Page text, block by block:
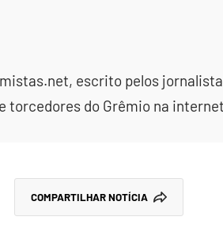
escrito pelos
torcedores do Grêmio na
COMPARTILHAR NOTÍCIA